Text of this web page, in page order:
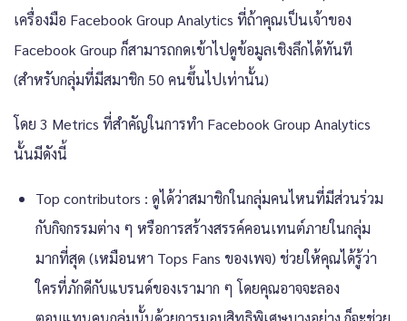
เครื่องมือ Facebook Group Analytics ที่ถ้าคุณเป็นเจ้าของ
Facebook Group ก็สามารถกดเข้าไปดูข้อมูลเชิงลึกได้ทันที
(สำหรับกลุ่มที่มีสมาชิก 50 คนขึ้นไปเท่านั้น)
โดย 3 Metrics ที่สำคัญในการทำ Facebook Group Analytics
นั้นมีดังนี้
Top contributors : ดูได้ว่าสมาชิกในกลุ่มคนไหนที่มีส่วนร่วม
กับกิจกรรมต่าง ๆ หรือการสร้างสรรค์คอนเทนต์ภายในกลุ่ม
มากที่สุด (เหมือนหา Tops Fans ของเพจ) ช่วยให้คุณได้รู้ว่า
ใครที่ภักดีกับแบรนด์ของเรามาก ๆ โดยคุณอาจจะลอง